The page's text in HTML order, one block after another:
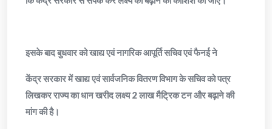
इसके बाद बुधवार को खाद्य एवं नागरिक आपूर्ति सचिव एवं फैनई ने
केंद्र सरकार में खाद्य एवं सार्वजनिक वितरण विभाग के सचिव को पत्र
लिखकर राज्य का धान खरीद लक्ष्य 2 लाख मैट्रिक टन और बढ़ाने की
मांग की है।